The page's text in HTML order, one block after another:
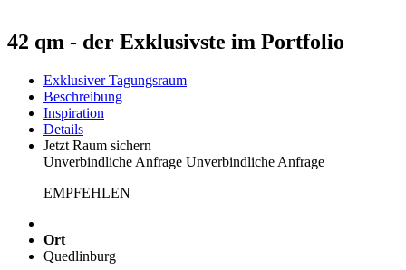
42 qm - der Exklusivste im Portfolio
Exklusiver Tagungsraum
Beschreibung
Inspiration
Details
Jetzt Raum sichern
Unverbindliche Anfrage Unverbindliche Anfrage
EMPFEHLEN
Ort
Quedlinburg